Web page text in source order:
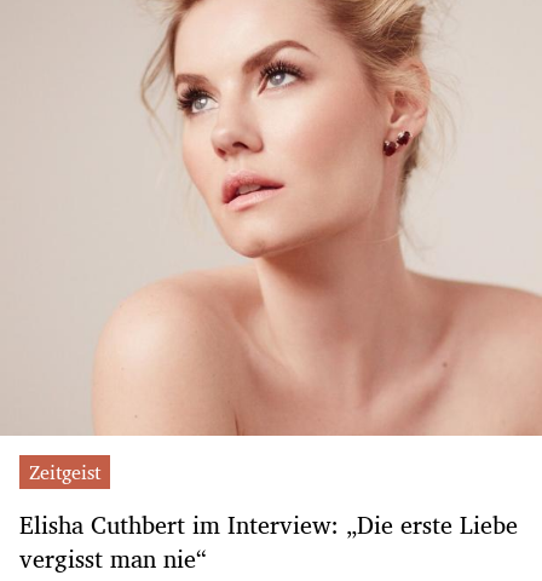
Zeitgeist
Elisha Cuthbert im Interview: „Die erste Liebe
vergisst man nie“